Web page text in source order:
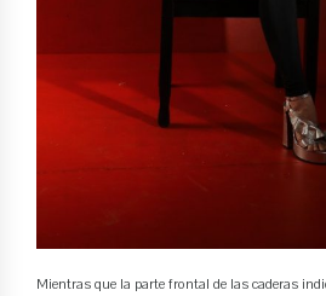
Mientras que la parte frontal de las caderas